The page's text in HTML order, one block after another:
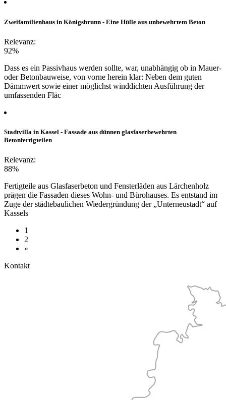
Zweifamilienhaus in Königsbrunn - Eine Hülle aus unbewehrtem Beton
Relevanz:
92%
Dass es ein Passivhaus werden sollte, war, unabhängig ob in Mauer-
oder Betonbauweise, von vorne herein klar: Neben dem guten
Dämmwert sowie einer möglichst winddichten Ausführung der
umfassenden Fläc
Stadtvilla in Kassel - Fassade aus dünnen glasfaserbewehrten
Betonfertigteilen
Relevanz:
88%
Fertigteile aus Glasfaserbeton und Fensterläden aus Lärchenholz
prägen die Fassaden dieses Wohn- und Bürohauses. Es entstand im
Zuge der städtebaulichen Wiedergründung der „Unterneustadt“ auf
Kassels
1
2
»
Kontakt